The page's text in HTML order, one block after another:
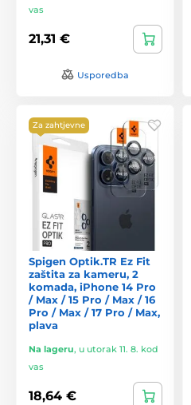
vas
21,31 €
Usporedba
Za zahtjevne
Spigen Optik.TR Ez Fit
zaštita za kameru, 2
komada, iPhone 14 Pro
/ Max / 15 Pro / Max / 16
Pro / Max / 17 Pro / Max,
plava
Na lageru, u utorak 11. 8. kod
vas
18,64 €